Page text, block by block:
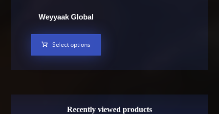
Weyyaak Global
Select options
Recently viewed products